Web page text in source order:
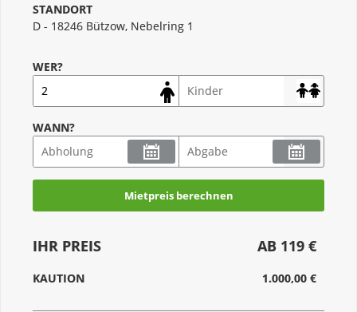
STANDORT
D - 18246 Bützow, Nebelring 1
WER?
WANN?
Mietpreis berechnen
IHR PREIS AB 119 €
KAUTION 1.000,00 €